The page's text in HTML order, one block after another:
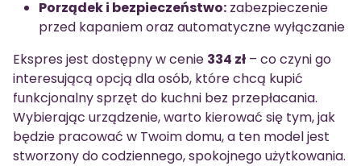
Porządek i bezpieczeństwo: zabezpieczenie
przed kapaniem oraz automatyczne wyłączanie
Ekspres jest dostępny w cenie 334 zł – co czyni go
interesującą opcją dla osób, które chcą kupić
funkcjonalny sprzęt do kuchni bez przepłacania.
Wybierając urządzenie, warto kierować się tym, jak
będzie pracować w Twoim domu, a ten model jest
stworzony do codziennego, spokojnego użytkowania.